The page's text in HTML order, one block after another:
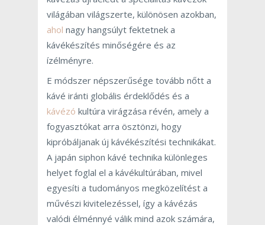
világában világszerte, különösen azokban,
ahol nagy hangsúlyt fektetnek a
kávékészítés minőségére és az
ízélményre.
E módszer népszerűsége tovább nőtt a
kávé iránti globális érdeklődés és a
kávézó kultúra virágzása révén, amely a
fogyasztókat arra ösztönzi, hogy
kipróbáljanak új kávékészítési technikákat.
A japán siphon kávé technika különleges
helyet foglal el a kávékultúrában, mivel
egyesíti a tudományos megközelítést a
művészi kivitelezéssel, így a kávézás
valódi élménnyé válik mind azok számára,